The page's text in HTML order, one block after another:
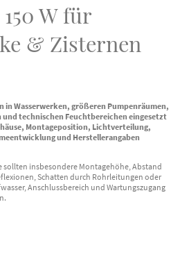
W für
& Zisternen
in Wasserwerken, größeren Pumpenräumen,
technischen Feuchtbereichen eingesetzt
Montageposition, Lichtverteilung,
und Herstellerangaben
sollten insbesondere Montagehöhe, Abstand
Schatten durch Rohrleitungen oder
Anschlussbereich und Wartungszugang